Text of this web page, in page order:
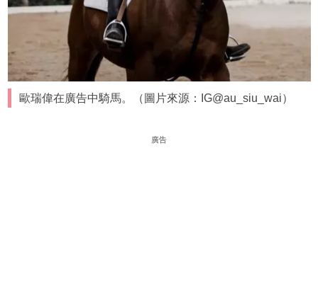
歐瑞偉在廣告中騎馬。（圖片來源：IG@au_siu_wai）
廣告